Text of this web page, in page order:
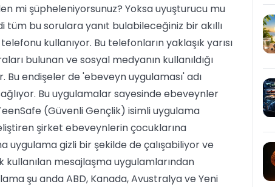
mi şüpheleniyorsunuz? Yoksa uyuşturucu mu
tüm bu sorulara yanıt bulabileceğiniz bir akıllı
kullanıyor. Bu telefonların yaklaşık yarısı
bulunan ve sosyal medyanın kullanıldığı
endişeler de 'ebeveyn uygulaması' adı
Bu uygulamalar sayesinde ebeveynler
(Güvenli Gençlik) isimli uygulama
şirket ebeveynlerin çocuklarına
uygulama gizli bir şekilde de çalışabiliyor ve
kullanılan mesajlaşma uygulamlarından
şu anda ABD, Kanada, Avustralya ve Yeni